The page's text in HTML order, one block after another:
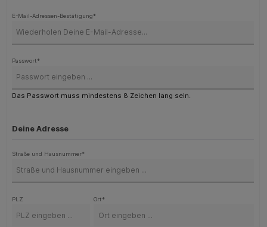
E-Mail-Adressen-Bestätigung*
Passwort*
Das Passwort muss mindestens 8 Zeichen lang sein.
Deine Adresse
Straße und Hausnummer*
PLZ Ort*